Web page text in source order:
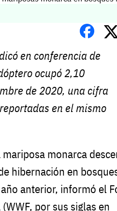
en conferencia de
ocupó 2,10
de 2020, una cifra
en el mismo
monarca
hibernación en
anterior, informó el
por sus siglas en